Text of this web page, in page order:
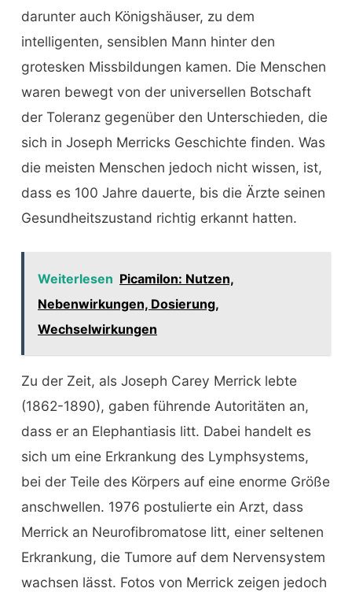
darunter auch Königshäuser, zu dem
intelligenten, sensiblen Mann hinter den
grotesken Missbildungen kamen. Die Menschen
waren bewegt von der universellen Botschaft
der Toleranz gegenüber den Unterschieden, die
sich in Joseph Merricks Geschichte finden. Was
die meisten Menschen jedoch nicht wissen, ist,
dass es 100 Jahre dauerte, bis die Ärzte seinen
Gesundheitszustand richtig erkannt hatten.
Weiterlesen Picamilon: Nutzen,
Nebenwirkungen, Dosierung,
Wechselwirkungen
Zu der Zeit, als Joseph Carey Merrick lebte
(1862-1890), gaben führende Autoritäten an,
dass er an Elephantiasis litt. Dabei handelt es
sich um eine Erkrankung des Lymphsystems,
bei der Teile des Körpers auf eine enorme Größe
anschwellen. 1976 postulierte ein Arzt, dass
Merrick an Neurofibromatose litt, einer seltenen
Erkrankung, die Tumore auf dem Nervensystem
wachsen lässt. Fotos von Merrick zeigen jedoch